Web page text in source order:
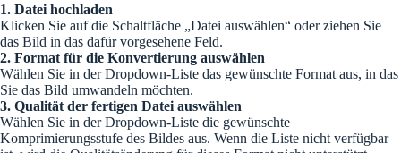
1. Datei hochladen
Klicken Sie auf die Schaltfläche „Datei auswählen“ oder ziehen Sie
das Bild in das dafür vorgesehene Feld.
2. Format für die Konvertierung auswählen
Wählen Sie in der Dropdown-Liste das gewünschte Format aus, in das
Sie das Bild umwandeln möchten.
3. Qualität der fertigen Datei auswählen
Wählen Sie in der Dropdown-Liste die gewünschte
Komprimierungsstufe des Bildes aus. Wenn die Liste nicht verfügbar